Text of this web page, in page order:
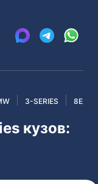
3-SERIES 8E20
кузов: